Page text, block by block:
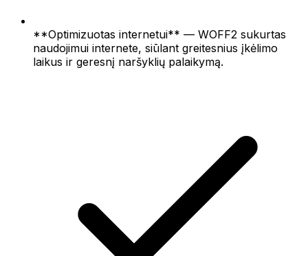
**Optimizuotas internetui** — WOFF2 sukurtas
naudojimui internete, siūlant greitesnius įkėlimo
laikus ir geresnį naršyklių palaikymą.